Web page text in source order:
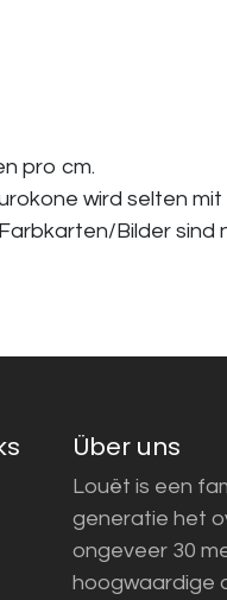
pro cm.
wird selten
Bilder sind
Über uns
Louët is een
generatie het
ongeveer 30
hoogwaardige